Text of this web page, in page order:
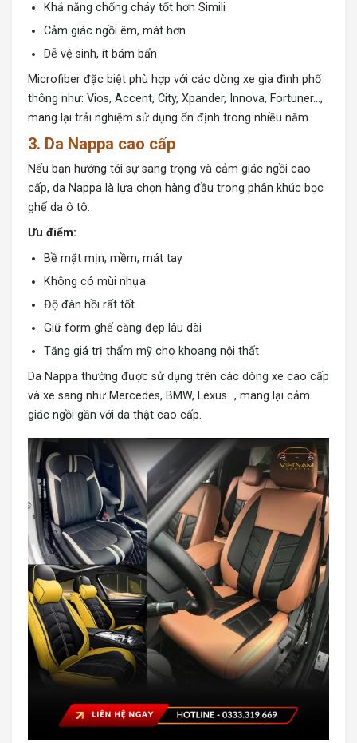
Khả năng chống cháy tốt hơn Simili
Cảm giác ngồi êm, mát hơn
Dễ vệ sinh, ít bám bẩn
Microfiber đặc biệt phù hợp với các dòng xe gia đình phổ
thông như: Vios, Accent, City, Xpander, Innova, Fortuner…,
mang lại trải nghiệm sử dụng ổn định trong nhiều năm.
3. Da Nappa cao cấp
Nếu bạn hướng tới sự sang trọng và cảm giác ngồi cao
cấp, da Nappa là lựa chọn hàng đầu trong phân khúc bọc
ghế da ô tô.
Ưu điểm:
Bề mặt mịn, mềm, mát tay
Không có mùi nhựa
Độ đàn hồi rất tốt
Giữ form ghế căng đẹp lâu dài
Tăng giá trị thẩm mỹ cho khoang nội thất
Da Nappa thường được sử dụng trên các dòng xe cao cấp
và xe sang như Mercedes, BMW, Lexus…, mang lại cảm
giác ngồi gần với da thật cao cấp.